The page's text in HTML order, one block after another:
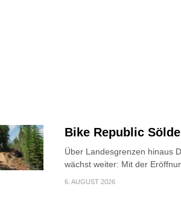
Bike Republic
Über Landesgrenzen hinaus
wächst weiter: Mit der
6. AUGUST 2026